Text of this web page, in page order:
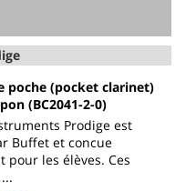
poche (pocket clarinet)
(BC2041-2-0)
Prodige est
Buffet et concue
pour les élèves. Ces